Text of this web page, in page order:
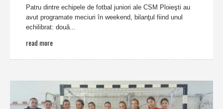
Patru dintre echipele de fotbal juniori ale CSM Ploieşti au
avut programate meciuri în weekend, bilanţul fiind unul
echilibrat: două...
read more